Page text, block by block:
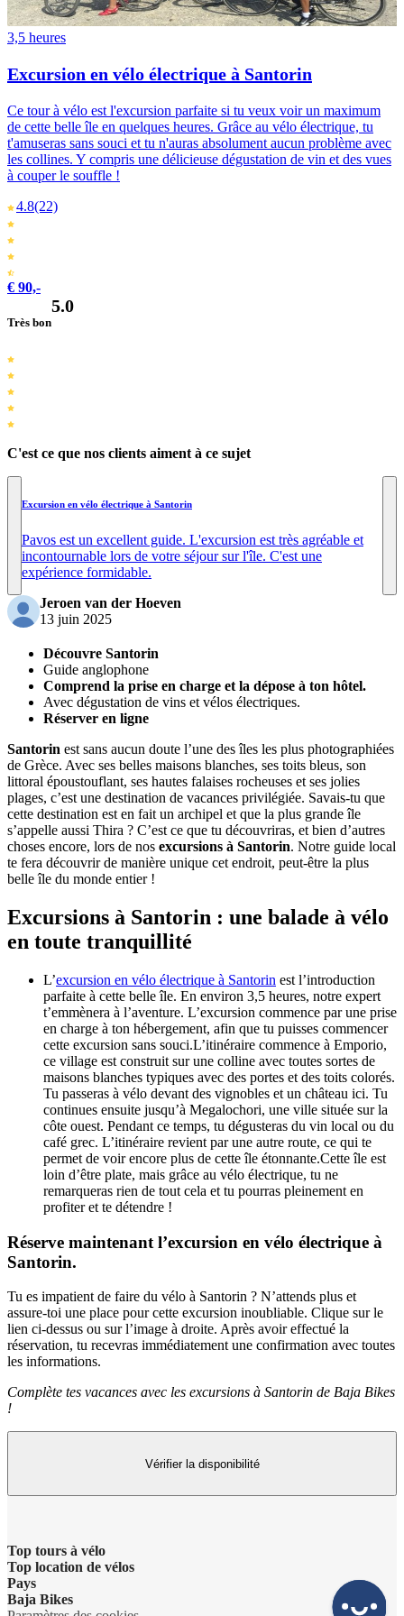
3,5 heures
Excursion en vélo électrique à Santorin
Ce tour à vélo est l'excursion parfaite si tu veux voir un maximum
de cette belle île en quelques heures. Grâce au vélo électrique, tu
t'amuseras sans souci et tu n'auras absolument aucun problème avec
les collines. Y compris une délicieuse dégustation de vin et des vues
à couper le souffle !
4.8(22)
€ 90,-
Très bon
5.0
C'est ce que nos clients aiment à ce sujet
Excursion en vélo électrique à Santorin
Pavos est un excellent guide. L'excursion est très agréable et
incontournable lors de votre séjour sur l'île. C'est une
expérience formidable.
Jeroen van der Hoeven
13 juin 2025
Découvre Santorin
Guide anglophone
Comprend la prise en charge et la dépose à ton hôtel.
Avec dégustation de vins et vélos électriques.
Réserver en ligne
Santorin est sans aucun doute l’une des îles les plus photographiées
de Grèce. Avec ses belles maisons blanches, ses toits bleus, son
littoral époustouflant, ses hautes falaises rocheuses et ses jolies
plages, c’est une destination de vacances privilégiée. Savais-tu que
cette destination est en fait un archipel et que la plus grande île
s’appelle aussi Thira ? C’est ce que tu découvriras, et bien d’autres
choses encore, lors de nos excursions à Santorin. Notre guide local
te fera découvrir de manière unique cet endroit, peut-être la plus
belle île du monde entier !
Excursions à Santorin : une balade à vélo
en toute tranquillité
L’excursion en vélo électrique à Santorin est l’introduction
parfaite à cette belle île. En environ 3,5 heures, notre expert
t’emmènera à l’aventure. L’excursion commence par une prise
en charge à ton hébergement, afin que tu puisses commencer
cette excursion sans souci.L’itinéraire commence à Emporio,
ce village est construit sur une colline avec toutes sortes de
maisons blanches typiques avec des portes et des toits colorés.
Tu passeras à vélo devant des vignobles et un château ici. Tu
continues ensuite jusqu’à Megalochori, une ville située sur la
côte ouest. Pendant ce temps, tu dégusteras du vin local ou du
café grec. L’itinéraire revient par une autre route, ce qui te
permet de voir encore plus de cette île étonnante.Cette île est
loin d’être plate, mais grâce au vélo électrique, tu ne
remarqueras rien de tout cela et tu pourras pleinement en
profiter et te détendre !
Réserve maintenant l’excursion en vélo électrique à
Santorin.
Tu es impatient de faire du vélo à Santorin ? N’attends plus et
assure-toi une place pour cette excursion inoubliable. Clique sur le
lien ci-dessus ou sur l’image à droite. Après avoir effectué la
réservation, tu recevras immédiatement une confirmation avec toutes
les informations.
Complète tes vacances avec les excursions à Santorin de Baja Bikes
!
Vérifier la disponibilité
Top tours à vélo
Top location de vélos
Pays
Baja Bikes